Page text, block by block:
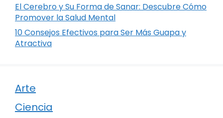
El Cerebro y Su Forma de Sanar: Descubre Cómo
Promover la Salud Mental
10 Consejos Efectivos para Ser Más Guapa y
Atractiva
Arte
Ciencia